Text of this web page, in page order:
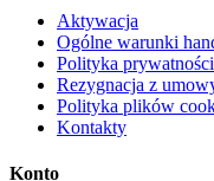
Aktywacja
Ogólne warunki
Polityka prywatności
Rezygnacja z
Polityka plików
Kontakty
Konto